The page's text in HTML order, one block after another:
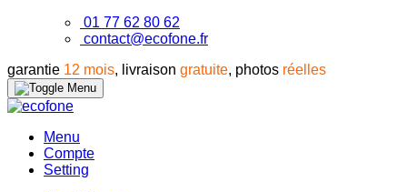
01 77 62 80 62
contact@ecofone.fr
garantie 12 mois, livraison gratuite, photos réelles
Menu
Compte
Setting